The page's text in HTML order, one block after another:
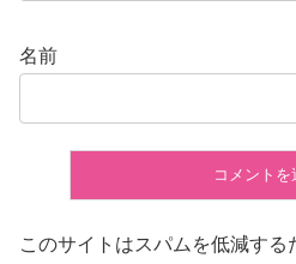
名前
このサイトはスパムを低減する